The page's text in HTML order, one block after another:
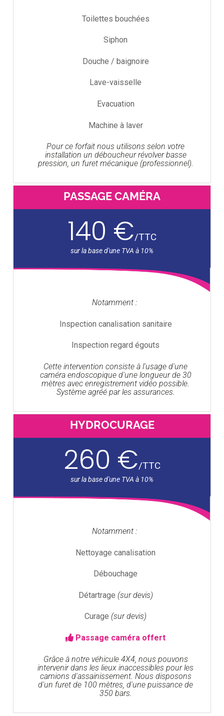
Toilettes bouchées
Siphon
Douche / baignoire
Lave-vaisselle
Evacuation
Machine à laver
Pour ce forfait nous utilisons selon votre
installation un déboucheur révolver basse
pression, un furet mécanique (professionnel).
PASSAGE CAMÉRA
140 €/TTC
Notamment :
Inspection canalisation sanitaire
Inspection regard égouts
Cette intervention consiste à l'usage d'une
caméra endoscopique d'une longueur de 30
mètres avec enregistrement vidéo possible.
Système agréé par les assurances.
HYDROCURAGE
260 €/TTC
Notamment :
Nettoyage canalisation
Débouchage
Détartrage (sur devis)
Curage (sur devis)
Passage caméra offert
Grâce à notre véhicule 4X4, nous pouvons
intervenir dans les lieux inaccessibles pour les
camions d'assainissement. Nous disposons
d'un furet de 100 mètres, d'une puissance de
350 bars.